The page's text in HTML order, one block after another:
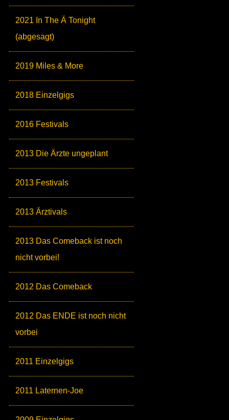
2021 In The Ä Tonight
(abgesagt)
2019 Miles & More
2018 Einzelgigs
2016 Festivals
2013 Die Ärzte ungeplant
2013 Festivals
2013 Ärztivals
2013 Das Comeback ist noch
nicht vorbei!
2012 Das Comeback
2012 Das ENDE ist noch nicht
vorbei
2011 Einzelgigs
2011 Laternen-Joe